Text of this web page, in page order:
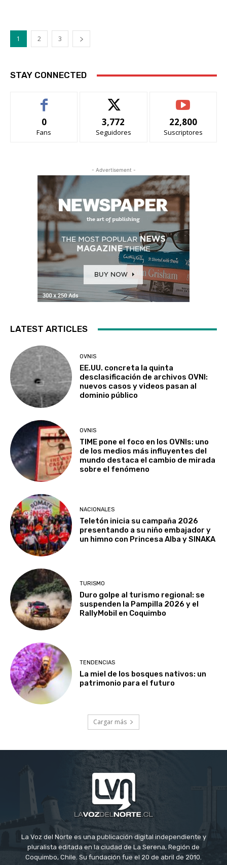
1 2 3
STAY CONNECTED
0
Fans
3,772
Seguidores
22,800
Suscriptores
- Advertisement -
LATEST ARTICLES
OVNIS
EE.UU. concreta la quinta
desclasificación de archivos OVNI:
nuevos casos y videos pasan al
dominio público
OVNIS
TIME pone el foco en los OVNIs: uno
de los medios más influyentes del
mundo destaca el cambio de mirada
sobre el fenómeno
NACIONALES
Teletón inicia su campaña 2026
presentando a su niño embajador y
un himno con Princesa Alba y SINAKA
TURISMO
Duro golpe al turismo regional: se
suspenden la Pampilla 2026 y el
RallyMobil en Coquimbo
TENDENCIAS
La miel de los bosques nativos: un
patrimonio para el futuro
Cargar más
La Voz del Norte es una publicación digital independiente y
pluralista editada en la ciudad de La Serena, Región de
Coquimbo, Chile. Su fundación fue el 20 de abril de 2010.